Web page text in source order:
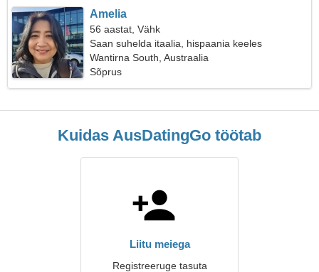
Amelia
56 aastat, Vähk
Saan suhelda itaalia, hispaania keeles
Wantirna South, Austraalia
Sõprus
Kuidas AusDatingGo töötab
Liitu meiega
Registreeruge tasuta